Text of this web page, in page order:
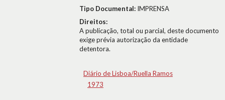
Tipo Documental: IMPRENSA
Direitos:
A publicação, total ou parcial, deste documento
exige prévia autorização da entidade
detentora.
Diário de Lisboa/Ruella Ramos
1973